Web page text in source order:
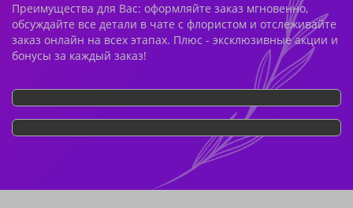
Преимущества для Вас: оформляйте заказ мгновенно,
обсуждайте все детали в чате с флористом и отслеживайте
заказ онлайн на всех этапах. Плюс - эксклюзивные акции и
бонусы за каждый заказ!